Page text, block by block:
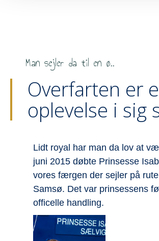
Man sejler da til en ø..
Overfarten er
oplevelse i sig
Lidt royal har man da lov at
juni 2015 døbte Prinsesse
vores færgen der sejler på
Samsø. Det var prinsessens
officelle handling.